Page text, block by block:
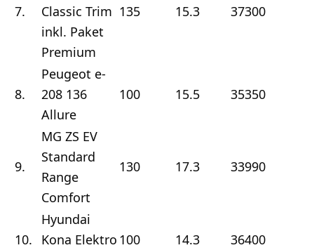
7.
Classic Trim
inkl. Paket
Premium
135 15.3 37300
8.
Peugeot e-
208 136
Allure
100 15.5 35350
9.
MG ZS EV
Standard
Range
Comfort
130 17.3 33990
10.
Hyundai
Kona Elektro 100 14.3 36400